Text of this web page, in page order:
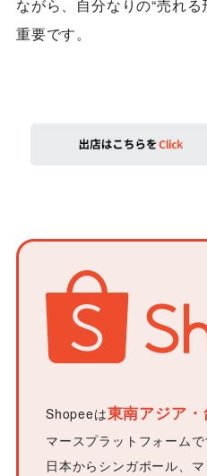
ながら、自分なりの“売れ
重要です。
Shopeeは東南アジア
マースプラットフォームで
日本からシンガポール、